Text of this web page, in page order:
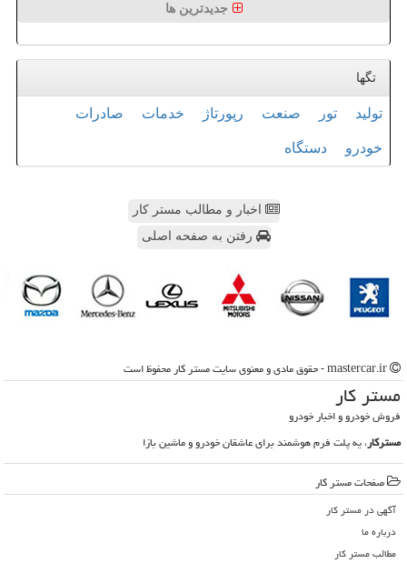
جدیدترین ها
تگها
تولید تور صنعت رپورتاژ خدمات صادرات
خودرو دستگاه
اخبار و مطالب مستر کار
رفتن به صفحه اصلی
مستر كار
فروش خودرو و اخبار خودرو
مسترکار، یه پلت فرم هوشمند برای عاشقان خودرو و ماشین بازا
صفحات مستر كار
آگهی در مستر كار
درباره ما
مطالب مستر كار